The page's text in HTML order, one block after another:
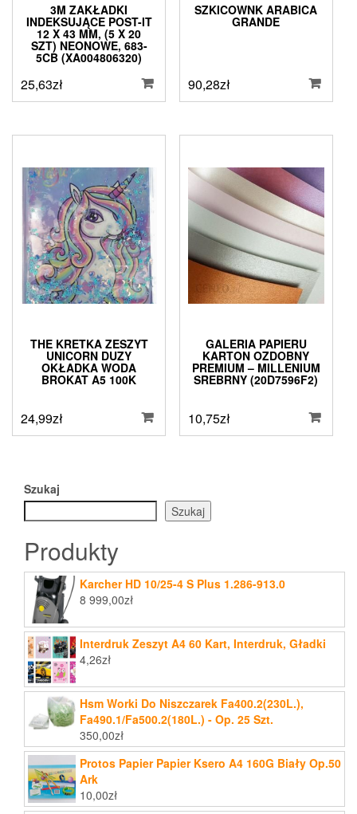
3M ZAKŁADKI
INDEKSUJĄCE POST-IT
12 X 43 MM, (5 X 20
SZT) NEONOWE, 683-
5CB (XA004806320)
25,63zł
SZKICOWNK ARABICA
GRANDE
90,28zł
THE KRETKA ZESZYT
UNICORN DUZY
OKŁADKA WODA
BROKAT A5 100K
24,99zł
GALERIA PAPIERU
KARTON OZDOBNY
PREMIUM – MILLENIUM
SREBRNY (20D7596F2)
10,75zł
Szukaj
Szukaj
Produkty
Karcher HD 10/25-4 S Plus 1.286-913.0
8 999,00zł
Interdruk Zeszyt A4 60 Kart, Interdruk, Gładki
4,26zł
Hsm Worki Do Niszczarek Fa400.2(230L.),
Fa490.1/Fa500.2(180L.) - Op. 25 Szt.
350,00zł
Protos Papier Papier Ksero A4 160G Biały Op.50
Ark
10,00zł